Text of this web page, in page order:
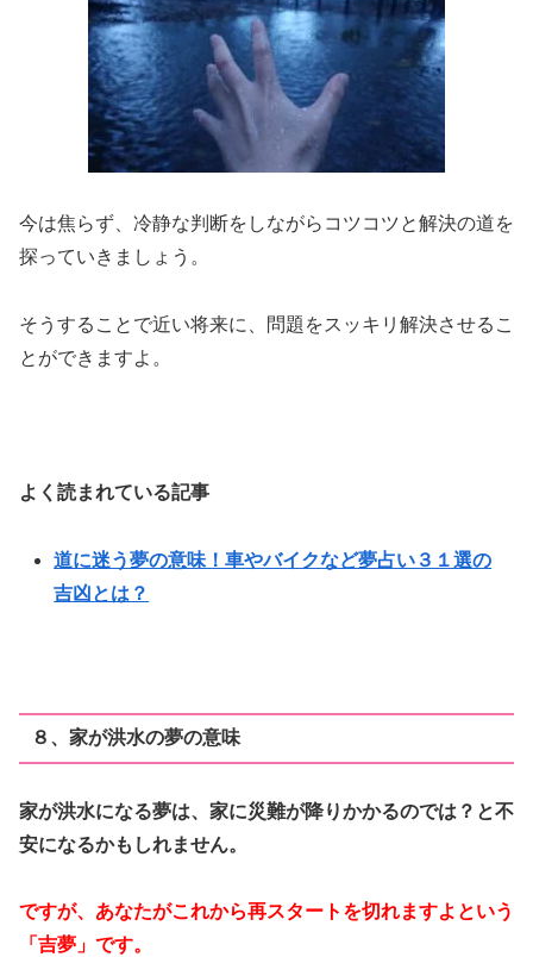
今は焦らず、冷静な判断をしながらコツコツと解決の道を
探っていきましょう。
そうすることで近い将来に、問題をスッキリ解決させるこ
とができますよ。
よく読まれている記事
道に迷う夢の意味！車やバイクなど夢占い３１選の
吉凶とは？
８、家が洪水の夢の意味
家が洪水になる夢は、家に災難が降りかかるのでは？と不
安になるかもしれません。
ですが、あなたがこれから再スタートを切れますよという
「吉夢」です。